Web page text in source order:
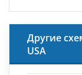
Другие
USA